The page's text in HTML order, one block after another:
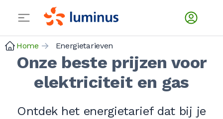
Home Energietarieven
Onze beste prijzen voor
elektriciteit en gas
Ontdek het energietarief dat bij je